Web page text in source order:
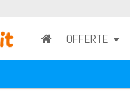
OFFERTE